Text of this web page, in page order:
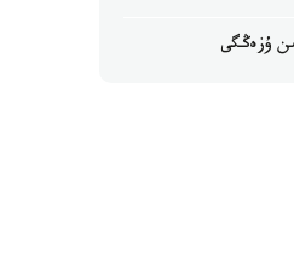
ۇزەڭگى